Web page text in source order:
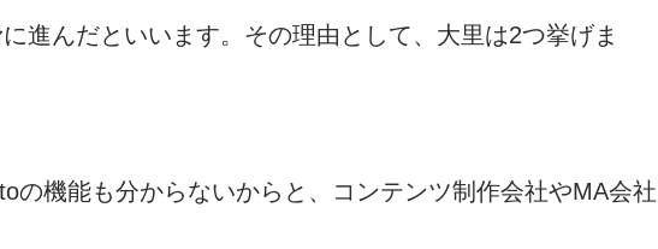
進んだといいます。その理由として、大里は2つ挙げま
機能も分からないからと、コンテンツ制作会社やMA会社